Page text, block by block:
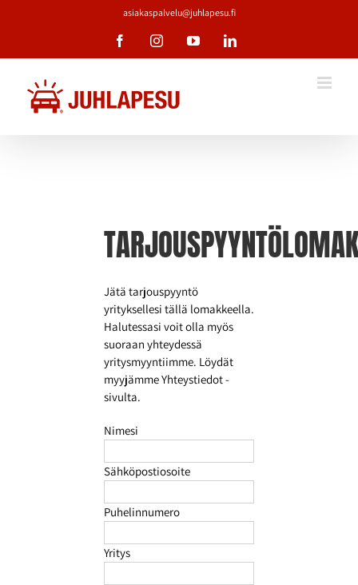
asiakaspalvelu@juhlapesu.fi
FacebookInstagramYouTubeLinkedIn
Jätä tarjouspyyntö
yrityksellesi tällä lomakkeella.
Halutessasi voit olla myös
suoraan yhteydessä
yritysmyyntiimme. Löydät
myyjämme Yhteystiedot -
sivulta.
Nimesi
Sähköpostiosoite
Puhelinnumero
Yritys